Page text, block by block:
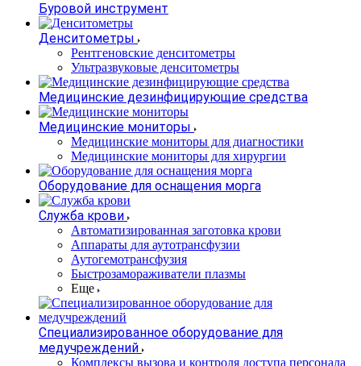
Буровой инструмент
Денситометры
Рентгеновские денситометры
Ультразвуковые денситометры
Медицинские дезинфицирующие средства
Медицинские мониторы
Медицинские мониторы для диагностики
Медицинские мониторы для хирургии
Оборудование для оснащения морга
Служба крови
Автоматизированная заготовка крови
Аппараты для аутотрансфузии
Аутогемотрансфузия
Быстрозамораживатели плазмы
Еще
Специализированное оборудование для
медучреждений
Комплексы вызова и контроля доступа персонала